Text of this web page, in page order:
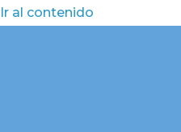
Ir al contenido